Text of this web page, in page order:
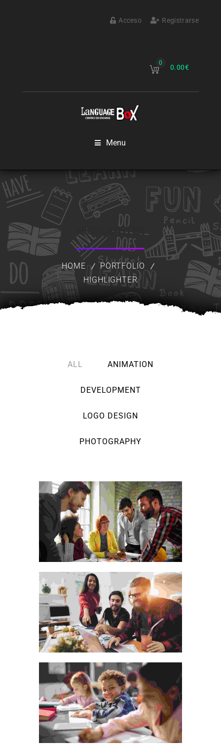
Acceso Registrarse
0
0.00€
Menu
HIGHLIGHTER
HOME
PORTFOLIO
HIGHLIGHTER
ALL ANIMATION
DEVELOPMENT
LOGO DESIGN
PHOTOGRAPHY